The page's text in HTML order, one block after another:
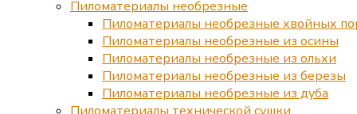
Пиломатериалы необрезные
Пиломатериалы необрезные хвойных
Пиломатериалы необрезные из осины
Пиломатериалы необрезные из ольхи
Пиломатериалы необрезные из березы
Пиломатериалы необрезные из дуба